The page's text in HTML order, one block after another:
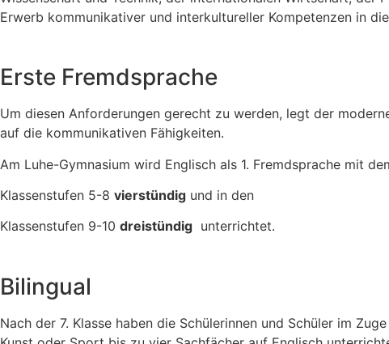
Erwerb kommunikativer und interkultureller Kompetenzen in
Erste Fremdsprache
Um diesen Anforderungen gerecht zu werden, legt der
auf die kommunikativen Fähigkeiten.
Am Luhe-Gymnasium wird Englisch als 1. Fremdsprache mit
Klassenstufen 5-8 vierstündig und in den
Klassenstufen 9-10 dreistündig unterrichtet.
Bilingual
Nach der 7. Klasse haben die Schülerinnen und Schüler im